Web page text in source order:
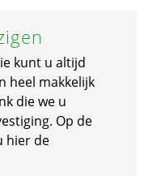
kunt u altijd
heel makkelijk
die we u
Op de
hier de